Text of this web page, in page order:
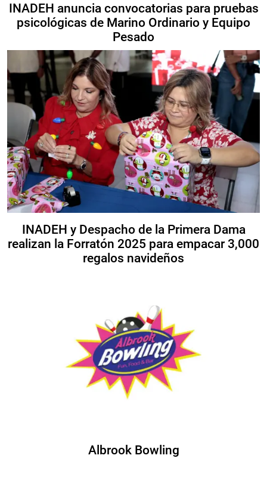
INADEH anuncia convocatorias para pruebas
psicológicas de Marino Ordinario y Equipo
Pesado
INADEH y Despacho de la Primera Dama
realizan la Forratón 2025 para empacar 3,000
regalos navideños
Albrook Bowling